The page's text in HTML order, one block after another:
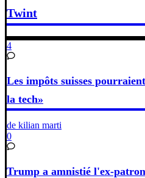
Twint
4
Les impôts suisses
la tech»
de kilian marti
0
Trump a amnistié l'ex-